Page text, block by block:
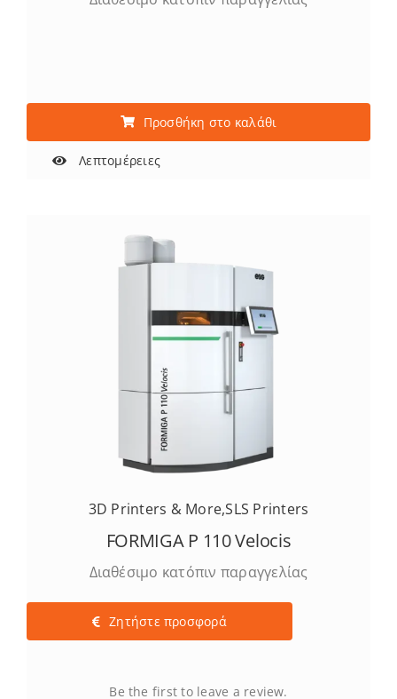
Προσθήκη στο καλάθι
Λεπτομέρειες
3D Printers & More,SLS Printers
FORMIGA P 110 Velocis
Διαθέσιμο κατόπιν παραγγελίας
Ζητήστε προσφορά
Be the first to leave a review.